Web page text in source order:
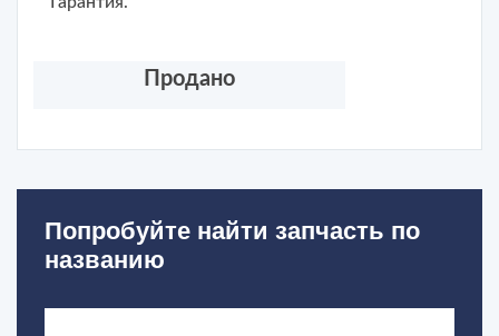
Продано
Попробуйте найти запчасть по
названию